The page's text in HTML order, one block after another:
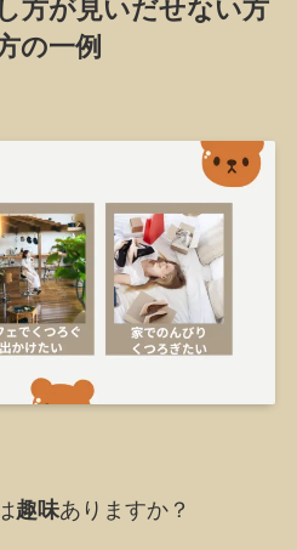
方が見いだせない方
の一例
趣味ありますか？